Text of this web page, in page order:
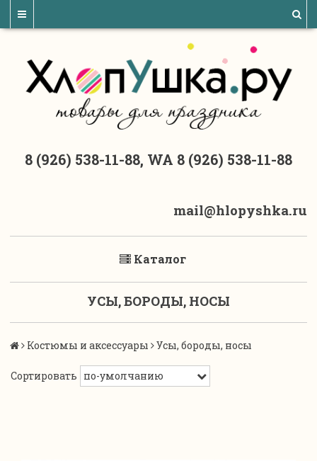
8 (926) 538-11-88, WA 8 (926) 538-11-88
mail@hlopyshka.ru
Каталог
УСЫ, БОРОДЫ, НОСЫ
Костюмы и аксессуары Усы, бороды, носы
Сортировать